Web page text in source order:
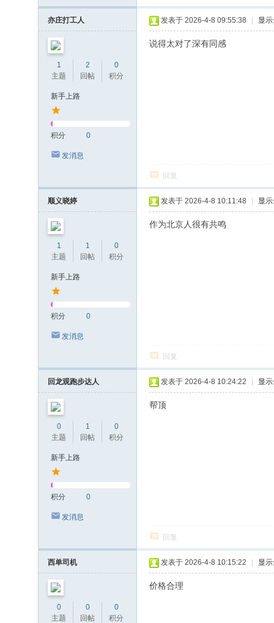
亦庄打工人
1
主题
2
回帖
0
积分
新手上路
积分 0
发消息
发表于 2026-4-8 09:55:38 显
说得太对了深有同感
回复
顺义晓婷
1
主题
1
回帖
0
积分
新手上路
积分 0
发消息
发表于 2026-4-8 10:11:48 显
作为北京人很有共鸣
回复
回龙观跑步达人
0
主题
1
回帖
0
积分
新手上路
积分 0
发消息
发表于 2026-4-8 10:24:22 显
帮顶
回复
西单司机
0
主题
0
回帖
0
积分
发表于 2026-4-8 10:15:22 显
价格合理